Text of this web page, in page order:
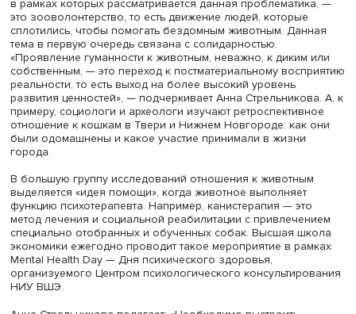
Стоит ли считать птиц дикими животными, ведь они
представляют собой отдельную категорию для
одной стороны, они также активные жители города, а с
— человек не часто взаимодействует с пернатыми.
На данный момент существует очень много работ,
посвященных особенностям совместной жизни
животных в урбанизированной среде. Одно из
это зооволонтерство, то есть движение людей, которые
сплотились, чтобы помогать бездомным животным.
тема в первую очередь связана с солидарностью.
«Проявление гуманности к животным, неважно, к
собственным, — это переход к постматериальному
реальности, то есть выход на более высокий уровень
развития ценностей», — подчеркивает Анна
примеру, социологи и археологи изучают
отношение к кошкам в Твери и Нижнем Новгороде: как